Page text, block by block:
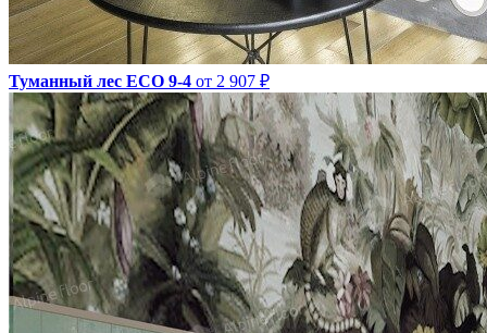
Туманный лес ECO 9-4 от 2 907 ₽